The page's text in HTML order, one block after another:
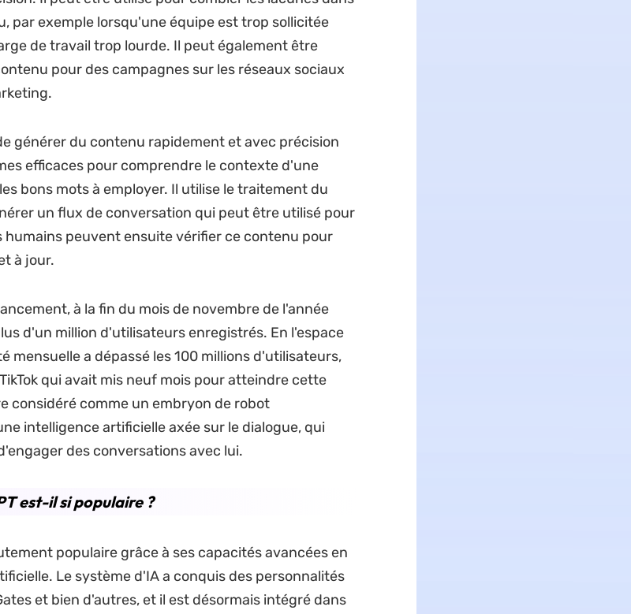
par exemple lorsqu'une équipe est trop sollicitée
de travail trop lourde. Il peut également être
pour des campagnes sur les réseaux sociaux
générer du contenu rapidement et avec précision
efficaces pour comprendre le contexte d'une
bons mots à employer. Il utilise le traitement du
un flux de conversation qui peut être utilisé pour
humains peuvent ensuite vérifier ce contenu pour
à jour.
à la fin du mois de novembre de l'année
d'un million d'utilisateurs enregistrés. En l'espace
mensuelle a dépassé les 100 millions d'utilisateurs,
qui avait mis neuf mois pour atteindre cette
considéré comme un embryon de robot
intelligence artificielle axée sur le dialogue, qui
des conversations avec lui.
est-il si populaire ?
populaire grâce à ses capacités avancées en
Le système d'IA a conquis des personnalités
et bien d'autres, et il est désormais intégré dans